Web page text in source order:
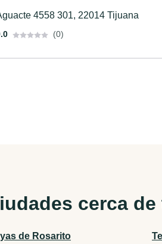
4558 301, 22014 Tijuana
(0)
cerca de
de Rosarito